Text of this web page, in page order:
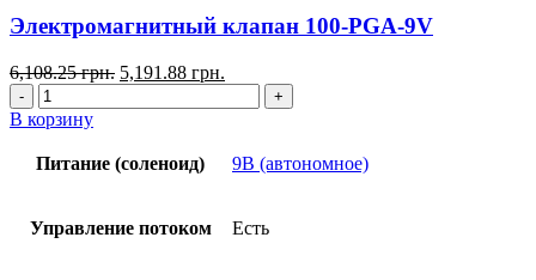
Электромагнитный клапан 100-PGA-9V
6,108.25грн. 5,191.88 грн.
В корзину
Питание (соленоид) 9В (автономное)
Управление потоком Есть